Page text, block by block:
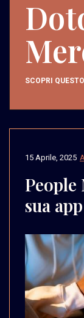
SCOPRI
15 Aprile, 2025
People
sua